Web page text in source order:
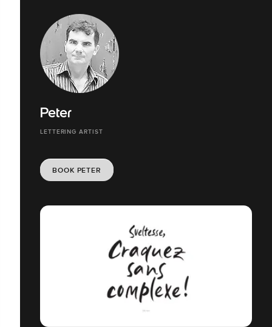
Peter
LETTERING ARTIST
BOOK PETER